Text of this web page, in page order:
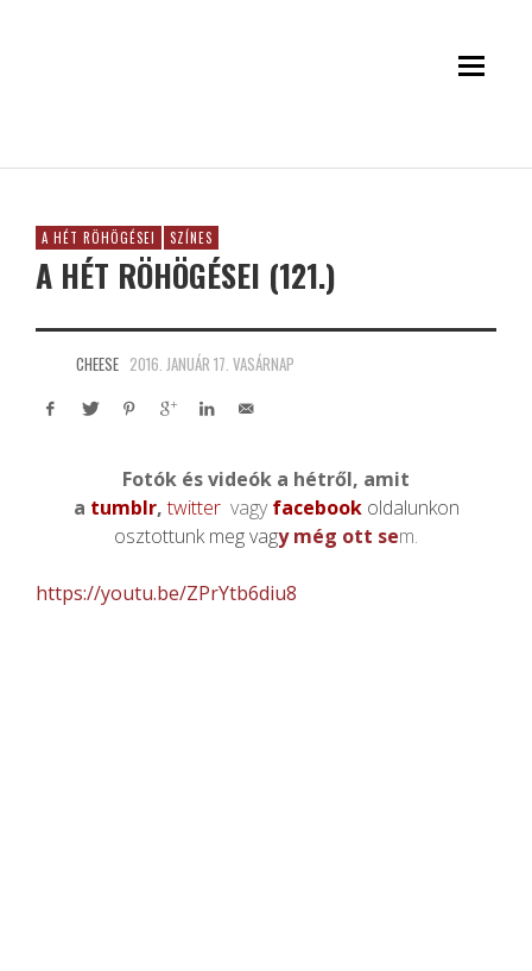
A HÉT RÖHÖGÉSEI SZÍNES
A HÉT RÖHÖGÉSEI (121.)
CHEESE 2016. JANUÁR 17. VASÁRNAP
Fotók és videók a hétről, amit
a tumblr,twitter vagyfacebookoldalunkon
osztottunk meg vagy még ott sem.
https://youtu.be/ZPrYtb6diu8